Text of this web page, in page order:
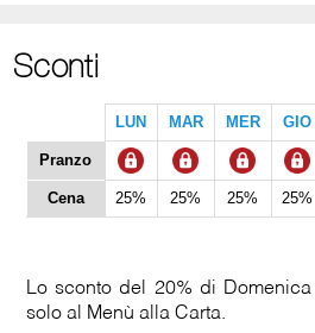
Sconti
LUN MAR MER GIO
Pranzo
Cena 25% 25% 25% 25%
Lo sconto del 20% di
solo al Menù alla Carta.